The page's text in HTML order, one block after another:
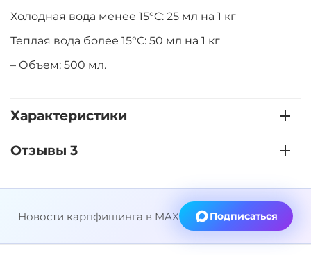
Холодная вода менее 15°C: 25 мл на 1 кг
Теплая вода более 15°C: 50 мл на 1 кг
– Объем: 500 мл.
Характеристики
Отзывы 3
Новости карпфишинга в MAX Подписаться